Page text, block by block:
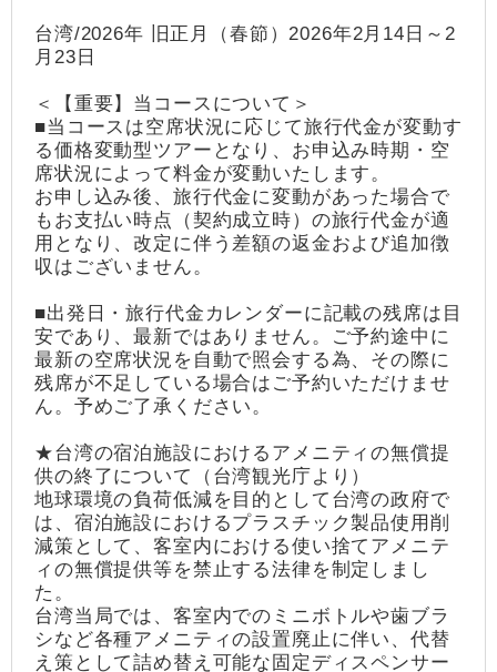
台湾/2026年 旧正月（春節）2026年2月14日～2
月23日
＜【重要】当コースについて＞
■当コースは空席状況に応じて旅行代金が変動す
る価格変動型ツアーとなり、お申込み時期・空
席状況によって料金が変動いたします。
お申し込み後、旅行代金に変動があった場合で
もお支払い時点（契約成立時）の旅行代金が適
用となり、改定に伴う差額の返金および追加徴
収はございません。
■出発日・旅行代金カレンダーに記載の残席は目
安であり、最新ではありません。ご予約途中に
最新の空席状況を自動で照会する為、その際に
残席が不足している場合はご予約いただけませ
ん。予めご了承ください。
★台湾の宿泊施設におけるアメニティの無償提
供の終了について（台湾観光庁より）
地球環境の負荷低減を目的として台湾の政府で
は、宿泊施設におけるプラスチック製品使用削
減策として、客室内における使い捨てアメニテ
ィの無償提供等を禁止する法律を制定しまし
た。
台湾当局では、客室内でのミニボトルや歯ブラ
シなど各種アメニティの設置廃止に伴い、代替
え策として詰め替え可能な固定ディスペンサー